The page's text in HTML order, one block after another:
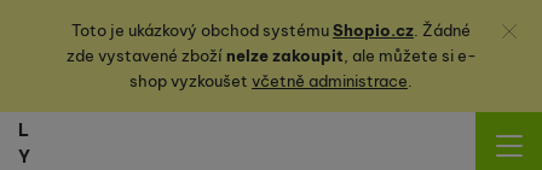
Toto je ukázkový obchod systémuShopio.cz. Žádné
zde vystavené zbožínelze zakoupit, ale můžete sie-
shop vyzkoušet včetně administrace.
Zavřít
L
Y